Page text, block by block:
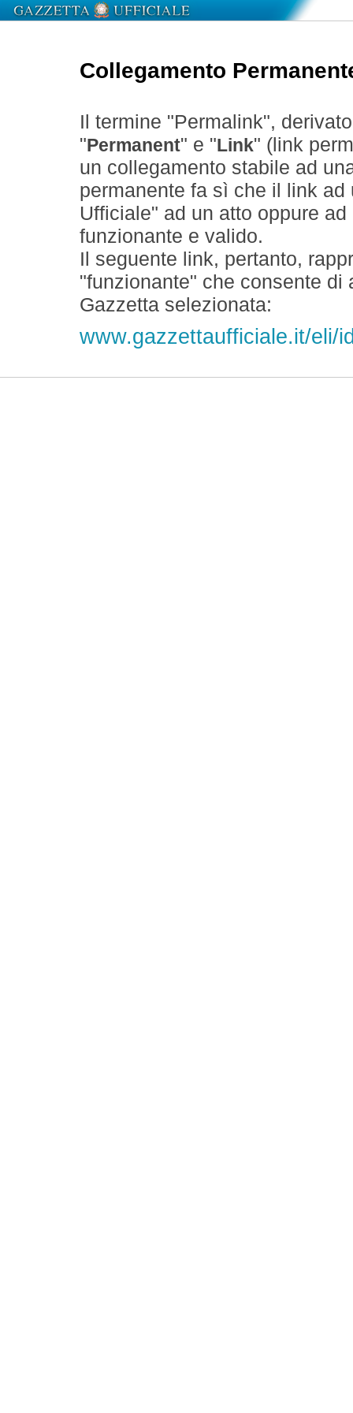
Collegamento
Il termine "Permalink",
" Permanent" e " Link" (link
un collegamento stabile ad
permanente fa sì che il link
Ufficiale" ad un atto oppure
funzionante e valido.
Il seguente link, pertanto,
"funzionante" che consente
Gazzetta selezionata:
www.gazzettaufficiale.it/eli/